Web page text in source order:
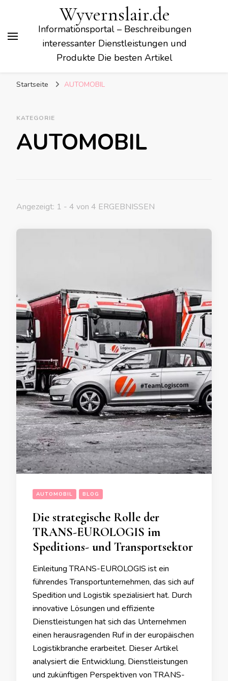
Wyvernslair.de
Informationsportal – Beschreibungen
interessanter Dienstleistungen und
Produkte Die besten Artikel
Startseite AUTOMOBIL
KATEGORIE
AUTOMOBIL
Angezeigt: 1 - 4 von 4 ERGEBNISSEN
AUTOMOBIL BLOG
Die strategische Rolle der
TRANS-EUROLOGIS im
Speditions- und Transportsektor
Einleitung TRANS-EUROLOGIS ist ein
führendes Transportunternehmen, das sich auf
Spedition und Logistik spezialisiert hat. Durch
innovative Lösungen und effiziente
Dienstleistungen hat sich das Unternehmen
einen herausragenden Ruf in der europäischen
Logistikbranche erarbeitet. Dieser Artikel
analysiert die Entwicklung, Dienstleistungen
und zukünftigen Perspektiven von TRANS-